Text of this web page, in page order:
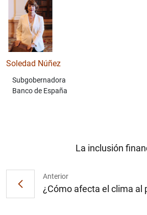
Soledad Núñez
Subgobernadora
Banco de España
Anterior
¿Cómo afecta el clima al
La inclusión